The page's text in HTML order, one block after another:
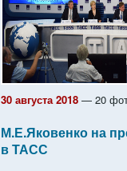
30 августа 2018 — 20
М.Е.Яковенко на
в ТАСС